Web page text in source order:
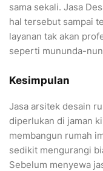
sama sekali. Jasa
hal tersebut sampai
layanan tak akan
seperti mununda-
Kesimpulan
Jasa arsitek desain
diperlukan di jaman
membangun rumah
sedikit mengurangi
Sebelum menyewa